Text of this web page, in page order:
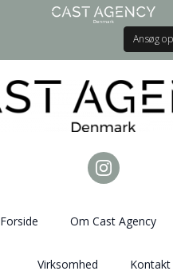
Ansøg
Forside Om Cast Agency
Virksomhed Kontakt